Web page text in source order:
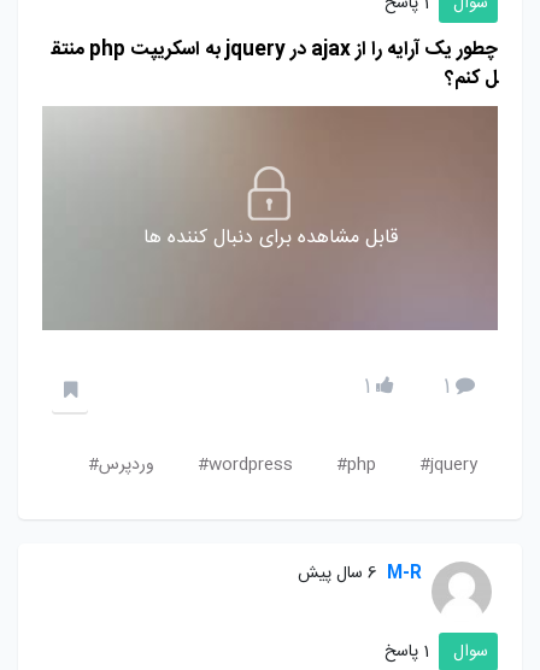
چطور یک آرایه را از ajax در jquery به اسکریپت php منتق
ل کنم؟
قابل مشاهده برای دنبال کننده ها
1
1
jquery#
php#
wordpress# وردپرس#
M-R 6 سال پیش
سوال 1 پاسخ